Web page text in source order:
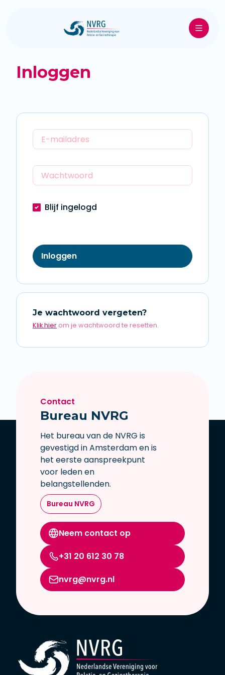
Inloggen
Blijf ingelogd
Inloggen
Je wachtwoord vergeten?
Klik hierom je wachtwoord te resetten.
Contact
Bureau NVRG
Het bureau van de NVRG is
gevestigd in Amsterdam en is
het eerste aanspreekpunt
voor leden en
belangstellenden.
Bureau NVRG
Neem contact op
+31 20 612 30 78
nvrg@nvrg.nl